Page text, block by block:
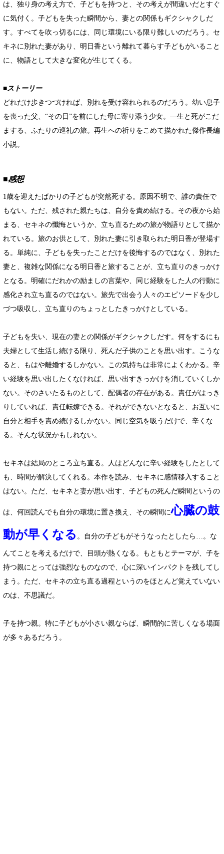
は、独り身の考え方で、子どもを持つと、その考えが間違いだとすぐ
に気付く。子どもを失った瞬間から、妻との関係もギクシャクしだ
す。すべてを吹っ切るには、同じ環境にいる限り難しいのだろう。セ
キネに別れた妻があり、明日香という離れて暮らす子どもがいること
に、物語として大きな変化が生じてくる。
■ストーリー
どれだけ歩きつづければ、別れを受け容れられるのだろう。幼い息子
を喪った父、“その日”を前にした母に寄り添う少女。―生と死がこだ
まする、ふたりの巡礼の旅。再生への祈りをこめて描かれた傑作長編
小説。
■感想
1歳を迎えたばかりの子どもが突然死する。原因不明で、誰の責任で
もない。ただ、残された親たちは、自分を責め続ける。その夜から始
まる、セキネの懺悔というか、立ち直るための旅が物語りとして描か
れている。旅のお供として、別れた妻に引き取られた明日香が登場す
る。単純に、子どもを失ったことだけを後悔するのではなく、別れた
妻と、複雑な関係になる明日香と旅することが、立ち直りのきっかけ
となる。明確にだれかの励ましの言葉や、同じ経験をした人の行動に
感化され立ち直るのではない。旅先で出会う人々のエピソードを少し
づつ吸収し、立ち直りのちょっとしたきっかけとしている。
子どもを失い、現在の妻との関係がギクシャクしだす。何をするにも
夫婦として生活し続ける限り、死んだ子供のことを思い出す。こうな
ると、もはや離婚するしかない。この気持ちは非常によくわかる。辛
い経験を思い出したくなければ、思い出すきっかけを消していくしか
ない。そのさいたるものとして、配偶者の存在がある。責任がはっき
りしていれば、責任転嫁できる。それができないとなると、お互いに
自分と相手を責め続けるしかない。同じ空気を吸うだけで、辛くな
る。そんな状況かもしれない。
セキネは結局のところ立ち直る。人はどんなに辛い経験をしたとして
も、時間が解決してくれる。本作を読み、セキネに感情移入すること
はない。ただ、セキネと妻が思い出す、子どもの死んだ瞬間というの
は、何回読んでも自分の環境に置き換え、その瞬間に心臓の鼓
動が早くなる 。自分の子どもがそうなったとしたら…。な
んてことを考えるだけで、目頭が熱くなる。もともとテーマが、子を
持つ親にとっては強烈なものなので、心に深いインパクトを残してし
まう。ただ、セキネの立ち直る過程というのをほとんど覚えていない
のは、不思議だ。
子を持つ親。特に子どもが小さい親ならば、瞬間的に苦しくなる場面
が多々あるだろう。